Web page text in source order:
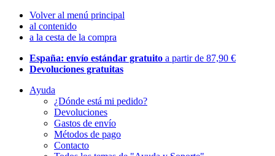
Volver al menú principal
al contenido
a la cesta de la compra
España: envío estándar gratuito a partir de 87,90 €
Devoluciones gratuitas
Ayuda
¿Dónde está mi pedido?
Devoluciones
Gastos de envío
Métodos de pago
Contacto